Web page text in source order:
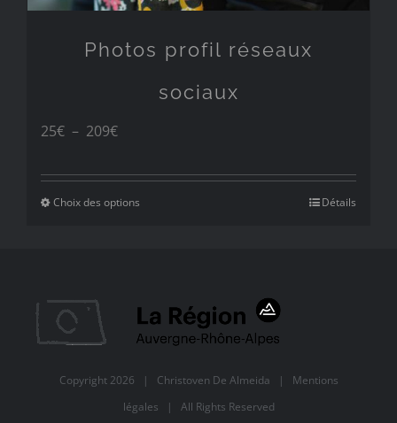
Photos profil réseaux
sociaux
25€ – 209€Plage
prix :
209€
Choix des options Détails
Copyright 2026 | Christoven De Almeida | Mentions
légales | All Rights Reserved